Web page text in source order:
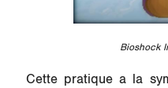
Bioshock
Cette pratique a la